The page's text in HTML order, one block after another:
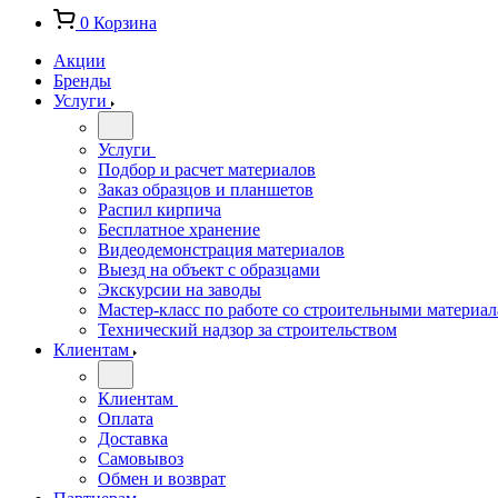
0 Корзина
Акции
Бренды
Услуги
Услуги
Подбор и расчет материалов
Заказ образцов и планшетов
Распил кирпича
Бесплатное хранение
Видеодемонстрация материалов
Выезд на объект с образцами
Экскурсии на заводы
Мастер-класс по работе со строительными
Технический надзор за строительством
Клиентам
Клиентам
Оплата
Доставка
Самовывоз
Обмен и возврат